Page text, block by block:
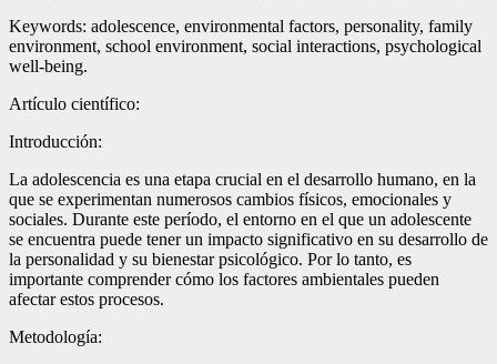
Keywords: adolescence, environmental factors, personality, family
environment, school environment, social interactions, psychological
well-being.
Artículo científico:
Introducción:
La adolescencia es una etapa crucial en el desarrollo humano, en la
que se experimentan numerosos cambios físicos, emocionales y
sociales. Durante este período, el entorno en el que un adolescente
se encuentra puede tener un impacto significativo en su desarrollo de
la personalidad y su bienestar psicológico. Por lo tanto, es
importante comprender cómo los factores ambientales pueden
afectar estos procesos.
Metodología: